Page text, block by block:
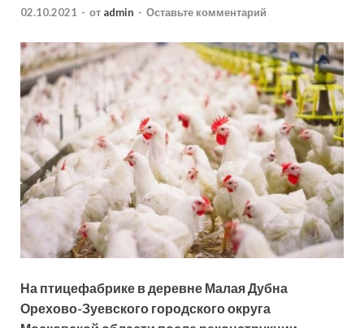
02.10.2021 - от admin - Оставьте комментарий
На птицефабрике в деревне Малая Дубна
Орехово-Зуевского городского округа